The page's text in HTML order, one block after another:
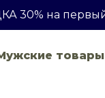
30% на
товары